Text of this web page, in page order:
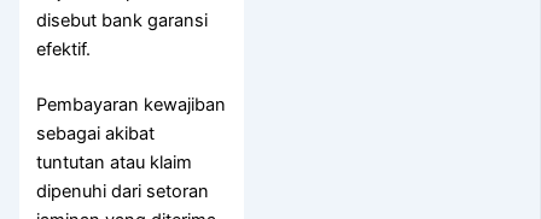
disebut bank garansi
efektif.
Pembayaran kewajiban
sebagai akibat
tuntutan atau klaim
dipenuhi dari setoran